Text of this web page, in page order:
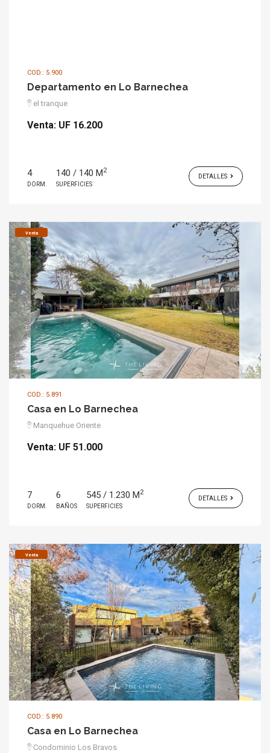
COD.: 5.900
Departamento en Lo Barnechea
el tranque
Venta: UF 16.200
4
DORM.
140 / 140 M2
SUPERFICIES
DETALLES
Venta
COD.: 5.891
Casa en Lo Barnechea
Manquehue Oriente
Venta: UF 51.000
7
DORM.
6
BAÑOS
545 / 1.230 M2
SUPERFICIES
DETALLES
Venta
COD.: 5.890
Casa en Lo Barnechea
Condominio Los Bravos